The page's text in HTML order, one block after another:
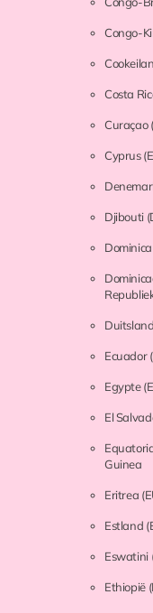
Congo-
Costa
Curaçao
Cyprus
Djibouti
Dominica
Duitsland
Ecuador
Egypte
El
Guinea
Eritrea
Estland
Eswatini
Ethiopië